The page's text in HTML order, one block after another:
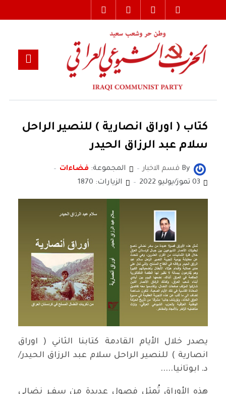
كتاب ( اوراق انصارية ) للنصير الراحل
سلام عبد الرزاق الحيدر
By قسم الاخبار المجموعة: فضاءات
03 تموز/يوليو 2022
الزيارات: 1870
يصدر خلال الأيام القادمة كتابنا الثاني ( اوراق
انصارية ) للنصير الراحل سلام عبد الرزاق الحيدر/
د. ابوتانيا.....
هذه الأوراق تُمثل فصول عديدة من سِفـر نضالي